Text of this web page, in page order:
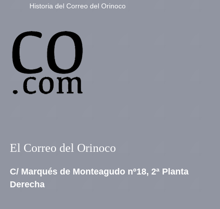
Historia del Correo del Orinoco
El Correo del Orinoco
C/ Marqués de Monteagudo nº18, 2ª Planta
Derecha